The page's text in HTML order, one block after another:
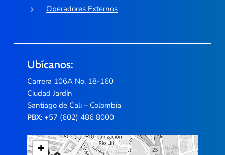
Operadores Externos
Ubícanos:
Carrera 106A No. 18-160
Ciudad Jardín
Santiago de Cali – Colombia
PBX:+57 (602) 486 8000
+